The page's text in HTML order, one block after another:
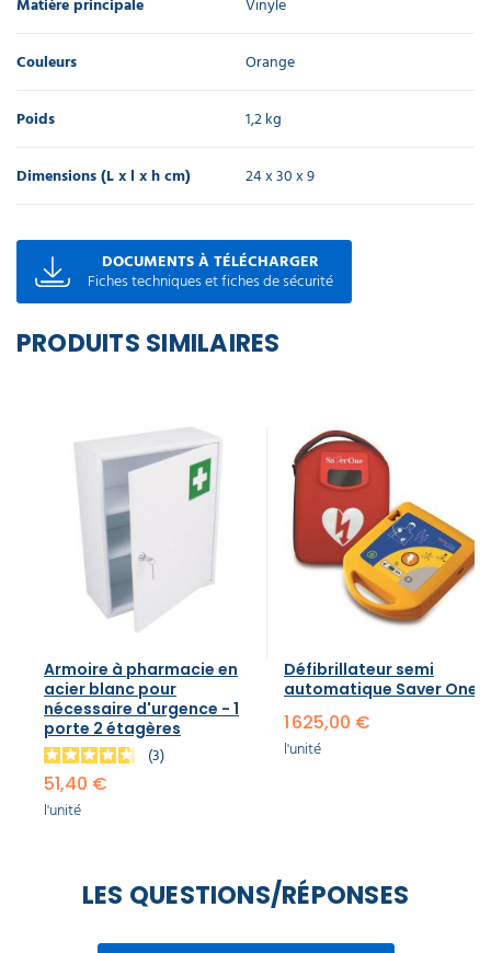
Couleurs Orange
Poids 1,2 kg
Dimensions (L x l x h cm) 24 x 30 x 9
DOCUMENTS À TÉLÉCHARGER
Fiches techniques et fiches de sécurité
PRODUITS SIMILAIRES
Armoire à pharmacie en
acier blanc pour
nécessaire d'urgence - 1
porte 2 étagères
3
51,40 €
l'unité
Défibrillateur semi
automatique Saver One
1 625,00 €
l'unité
LES QUESTIONS/RÉPONSES